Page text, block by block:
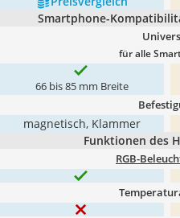
Smartphone-
für alle
66 bis 85 mm Breite
magnetisch, Klammer
Funktionen des
RGB-